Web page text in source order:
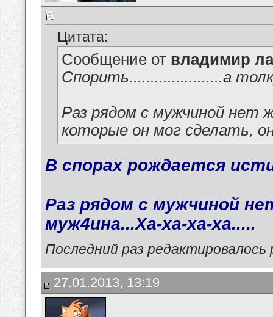
Цитата:
Сообщение от владимир
Спорить......................а
Раз рядом с мужчиной нет
которые он мог сделать,
В спорах рождается
Раз рядом с мужчиной
муж4ина...Ха-ха-ха-ха.....
Последний раз
27.01.2013, 13:19